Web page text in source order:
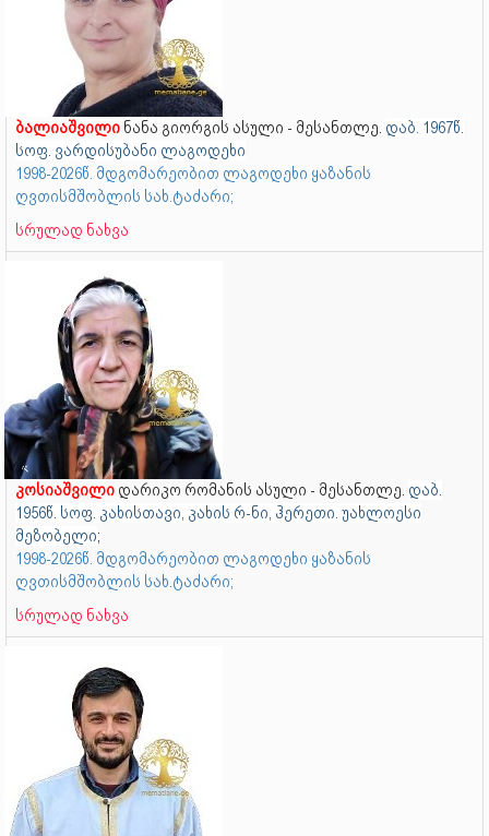
ბალიაშვილი ნანა გიორგის ასული - მესანთლე. დაბ. 1967წ.
სოფ. ვარდისუბანი ლაგოდეხი
1998-2026წ. მდგომარეობით ლაგოდეხი ყაზანის
ღვთისმშობლის სახ.ტაძარი;
სრულად ნახვა
კოსიაშვილი დარიკო რომანის ასული - მესანთლე. დაბ.
1956წ. სოფ. კახისთავი, კახის რ-ნი, ჰერეთი. უახლოესი
მეზობელი;
1998-2026წ. მდგომარეობით ლაგოდეხი ყაზანის
ღვთისმშობლის სახ.ტაძარი;
სრულად ნახვა